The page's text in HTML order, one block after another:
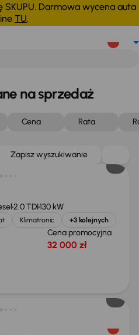
Darmowa wycena auta
TU.
na sprzedaż
Cena Rata
Zapisz wyszukiwanie
2.0 TDI130 kW
Klimatronic +3 kolejnych
Cena promocyjna
32 000 zł